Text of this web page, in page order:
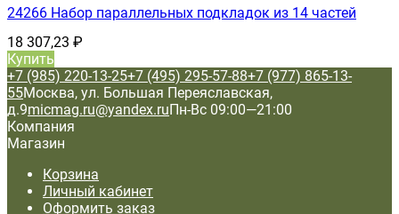
24266 Набор параллельных подкладок из 14 частей
18 307,23 ₽
Купить
+7 (985) 220-13-25+7 (495) 295-57-88+7 (977) 865-13-
55Москва, ул. Большая Переяславская,
д.9micmag.ru@yandex.ruПн-Вс 09:00—21:00
Компания
Магазин
Корзина
Личный кабинет
Оформить заказ